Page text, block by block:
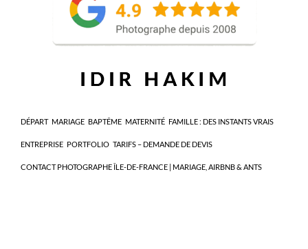
DÉPART MARIAGE BAPTÊME MATERNITÉ FAMILLE : DES INSTANTS VRAIS
ENTREPRISE PORTFOLIO TARIFS – DEMANDE DE DEVIS
CONTACT PHOTOGRAPHE ÎLE-DE-FRANCE | MARIAGE, AIRBNB & ANTS